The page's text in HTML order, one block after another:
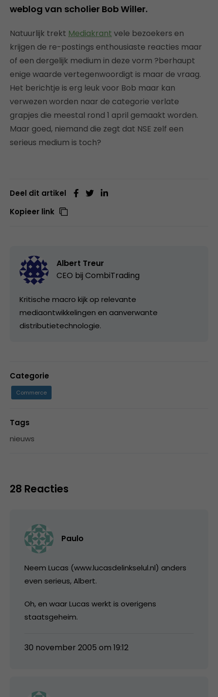
weblog van scholier Bob Willer.
Natuurlijk trekt Mediakrant vele bezoekers en
krijgen de re-postings enthousiaste reacties maar
of een dergelijk medium in deze vorm ?berhaupt
enige waarde vertegenwoordigt is maar de vraag.
Het berichtje is erg leuk voor Bob maar kan
verwezen worden naar de categorie verlate
grapjes die meestal rond 1 april gemaakt worden.
Maar goed, niemand die zegt dat NSE zelf een
serieus medium is toch?
Deel dit artikel
Kopieer link
Albert Treur
CEO bij CombiTrading
Kritische macro kijk op relevante
mediaontwikkelingen en aanverwante
distributietechnologie.
Categorie
Commerce
Tags
nieuws
28 Reacties
Paulo
Neem Lucas (www.lucasdelinkselul.nl) anders
even serieus, Albert.
Oh, en waar Lucas werkt is overigens
staatsgeheim.
30 november 2005 om 19:12